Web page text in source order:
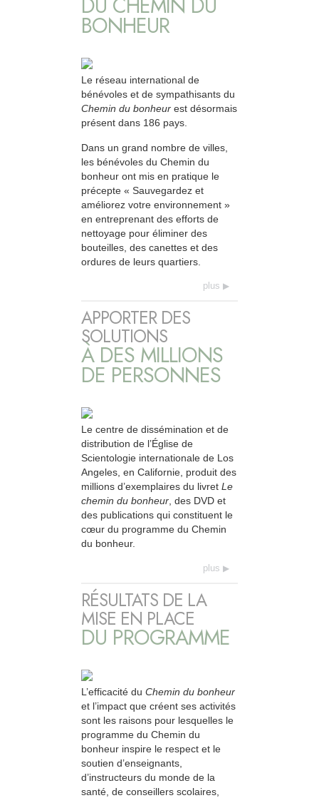
BONHEUR
Le réseau international de
bénévoles et de sympathisants du
Chemin du bonheur est désormais
présent dans 186 pays.
Dans un grand nombre de villes,
les bénévoles du Chemin du
bonheur ont mis en pratique le
précepte « Sauvegardez et
améliorez votre environnement »
en entreprenant des efforts de
nettoyage pour éliminer des
bouteilles, des canettes et des
ordures de leurs quartiers.
plus
APPORTER DES
SOLUTIONS
À DES MILLIONS
DE PERSONNES
Le centre de dissémination et de
distribution de l’Église de
Scientologie internationale de Los
Angeles, en Californie, produit des
millions d’exemplaires du livret Le
chemin du bonheur , des DVD et
des publications qui constituent le
cœur du programme du Chemin
du bonheur.
plus
RÉSULTATS DE LA
MISE EN PLACE
DU PROGRAMME
L’efficacité du Chemin du bonheur
et l’impact que créent ses activités
sont les raisons pour lesquelles le
programme du Chemin du
bonheur inspire le respect et le
soutien d’enseignants,
d’instructeurs du monde de la
santé, de conseillers scolaires,